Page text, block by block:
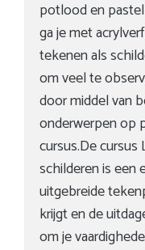
potlood en
ga je met
tekenen als
om veel te
door middel van
onderwerpen op
cursus.De
schilderen is een
uitgebreide
krijgt en de
om je